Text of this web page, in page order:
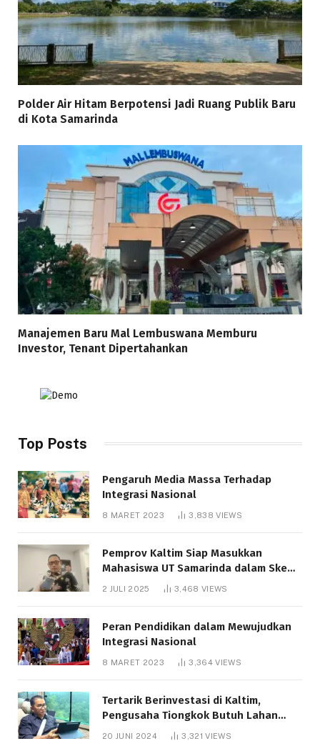
Polder Air Hitam Berpotensi Jadi Ruang Publik Baru
di Kota Samarinda
Manajemen Baru Mal Lembuswana Memburu
Investor, Tenant Dipertahankan
Top Posts
Pengaruh Media Massa Terhadap
Integrasi Nasional
8 MARET 2023 3,838VIEWS
Pemprov Kaltim Siap Masukkan
Mahasiswa UT Samarinda dalam Skema
Bantuan Pendidikan Gratispol
2 JULI 2025 3,468 VIEWS
Peran Pendidikan dalam Mewujudkan
Integrasi Nasional
8 MARET 2023 3,364VIEWS
Tertarik Berinvestasi di Kaltim,
Pengusaha Tiongkok Butuh Lahan
1.000 Hektare
20 JUNI 2024 3,321VIEWS